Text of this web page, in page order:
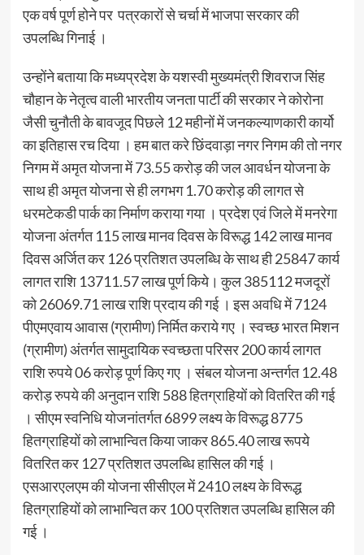
एक वर्ष पूर्ण होने पर पत्रकारों से चर्चा में भाजपा सरकार की
उपलब्धि गिनाई ।
उन्होंने बताया कि मध्यप्रदेश के यशस्वी मुख्यमंत्री शिवराज सिंह
चौहान के नेतृत्व वाली भारतीय जनता पार्टी की सरकार ने कोरोना
जैसी चुनौती के बावजूद पिछले 12 महीनों में जनकल्याणकारी कार्यो
का इतिहास रच दिया । हम बात करे छिंदवाड़ा नगर निगम की तो नगर
निगम में अमृत योजना में 73.55 करोड़ की जल आवर्धन योजना के
साथ ही अमृत योजना से ही लगभग 1.70 करोड़ की लागत से
धरमटेकडी पार्क का निर्माण कराया गया । प्रदेश एवं जिले में मनरेगा
योजना अंतर्गत 115 लाख मानव दिवस के विरूद्ध 142 लाख मानव
दिवस अर्जित कर 126 प्रतिशत उपलब्धि के साथ ही 25847 कार्य
लागत राशि 13711.57 लाख पूर्ण किये। कुल 385112 मजदूरों
को 26069.71 लाख राशि प्रदाय की गई । इस अवधि में 7124
पीएमएवाय आवास (ग्रामीण) निर्मित कराये गए । स्वच्छ भारत मिशन
(ग्रामीण) अंतर्गत सामुदायिक स्वच्छता परिसर 200 कार्य लागत
राशि रुपये 06 करोड़ पूर्ण किए गए । संबल योजना अन्तर्गत 12.48
करोड़ रुपये की अनुदान राशि 588 हितग्राहियों को वितरित की गई
। सीएम स्वनिधि योजनांतर्गत 6899 लक्ष्य के विरूद्ध 8775
हितग्राहियों को लाभान्वित किया जाकर 865.40 लाख रूपये
वितरित कर 127 प्रतिशत उपलब्धि हासिल की गई ।
एसआरएलएम की योजना सीसीएल में 2410 लक्ष्य के विरूद्ध
हितग्राहियों को लाभान्वित कर 100 प्रतिशत उपलब्धि हासिल की
गई ।